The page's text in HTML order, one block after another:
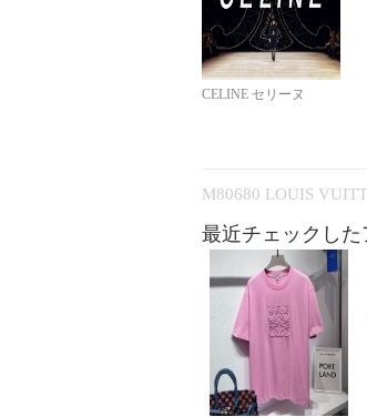
CELINE セリーヌ
M80680 LOUIS
最近チェックした